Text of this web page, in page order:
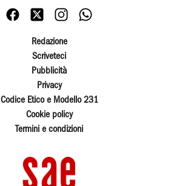
Redazione
Scriveteci
Pubblicità
Privacy
Codice Etico e Modello 231
Cookie policy
Termini e condizioni